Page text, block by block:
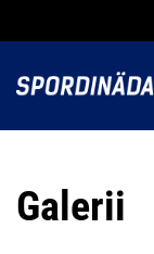
Galerii